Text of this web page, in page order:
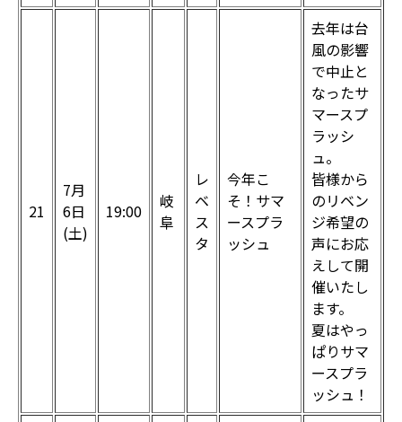
21
7月
6日
(土)
19:00
岐
阜
レ
ベ
ス
タ
今年こ
そ！サマ
ースプラ
ッシュ
去年は台
風の影響
で中止と
なったサ
マースプ
ラッシ
ュ。
皆様から
のリベン
ジ希望の
声にお応
えして開
催いたし
ます。
夏はやっ
ぱりサマ
ースプラ
ッシュ！